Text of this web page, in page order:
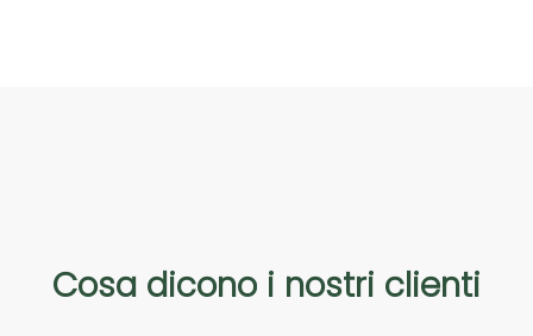
Cosa dicono i nostri clienti